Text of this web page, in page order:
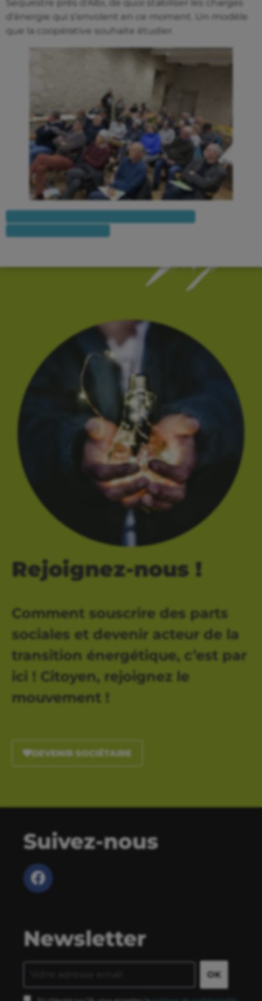
Sequestre près d’Albi, de quoi stabiliser les charges
d’énergie qui s’envolent en ce moment. Un modèle
que la coopérative souhaite étudier.
Rejoignez-nous !
Comment souscrire des parts
sociales et devenir acteur de la
transition énergétique, c’est par
ici ! Citoyen, rejoignez le
mouvement !
DEVENIR SOCIÉTAIRE
Suivez-nous
Newsletter